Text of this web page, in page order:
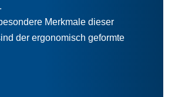
Merkmale dieser
der ergonomisch geformte